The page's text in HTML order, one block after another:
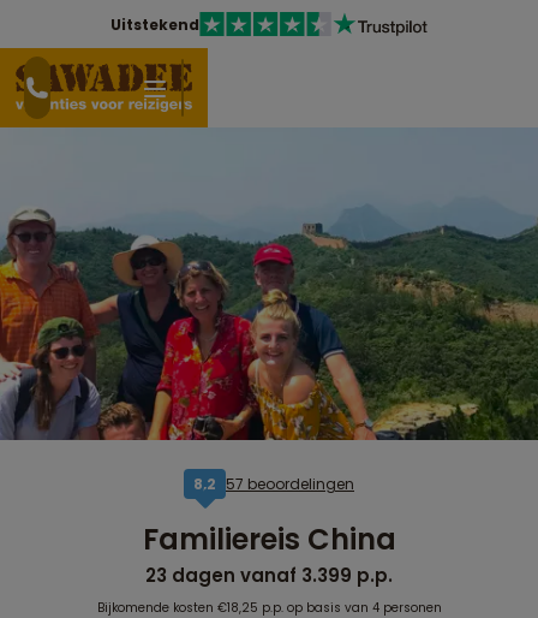
Uitstekend
8,2 57 beoordelingen
Familiereis China
23 dagen vanaf 3.399 p.p.
Bijkomende kosten €18,25 p.p. op basis van 4 personen